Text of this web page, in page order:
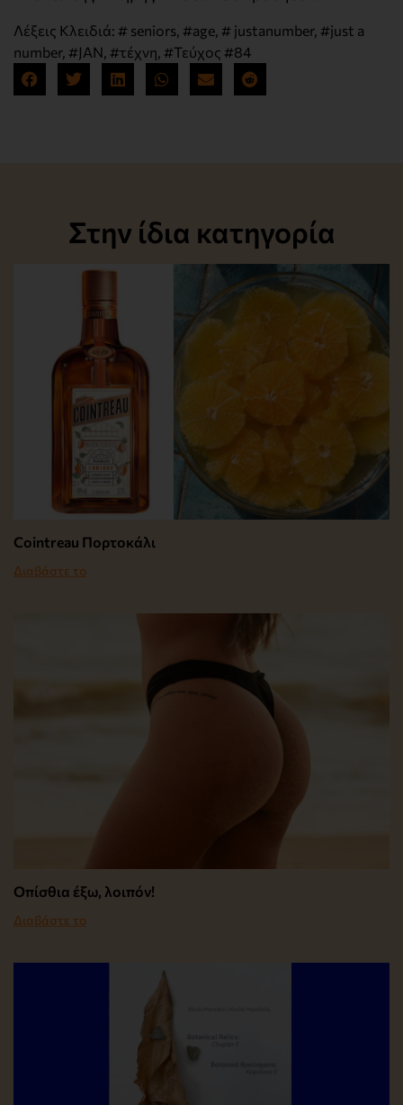
Λέξεις Κλειδιά: # seniors #age # justanumber, #just a
number, #JAN #τέχνη #Τεύχος #84
Στην ίδια κατηγορία
Cointreau Πορτοκάλι
Διαβάστε το
Οπίσθια έξω, λοιπόν!
Διαβάστε το